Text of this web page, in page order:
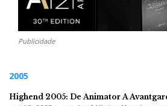
Publicidade
2005
Highend 2005: De Animator A